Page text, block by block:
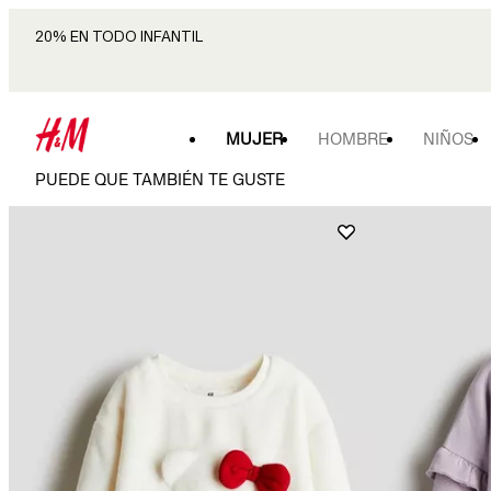
20% EN TODO INFANTIL
MUJER HOMBRE NIÑOS
PUEDE QUE TAMBIÉN TE GUSTE